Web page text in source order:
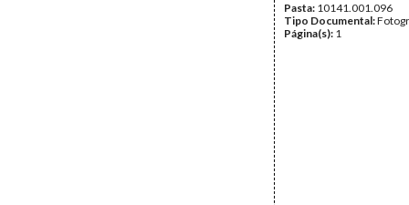
Pasta: 10141.001.096
Tipo Documental:
Página(s): 1